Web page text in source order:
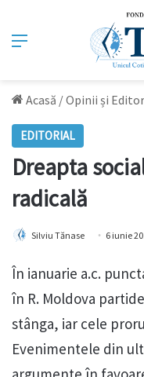
Meniu
Acasă /Opinii și
EDITORIAL
Dreapta
radicală
Silviu Tănase 6 iunie
În ianuarie a.c.
în R. Moldova
stânga, iar cele
Evenimentele din